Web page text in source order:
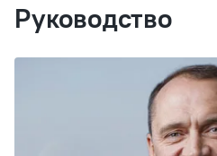
Руководство